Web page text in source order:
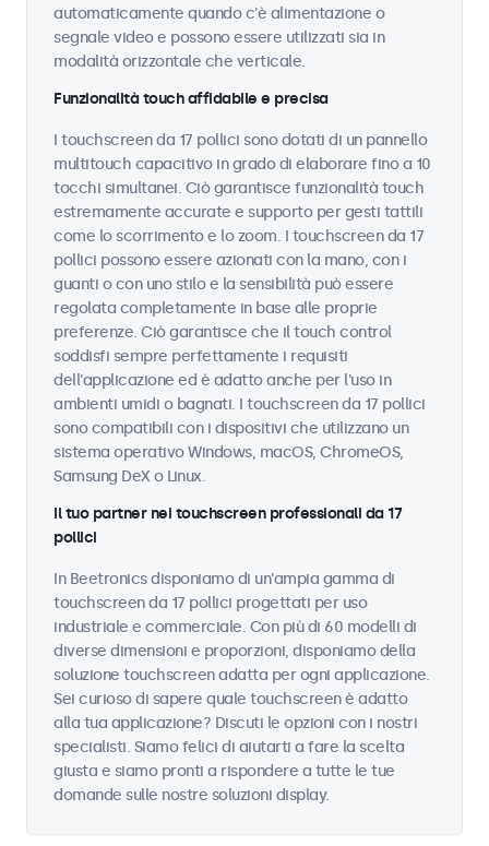
automaticamente quando c'è alimentazione o
segnale video e possono essere utilizzati sia in
modalità orizzontale che verticale.
Funzionalità touch affidabile e precisa
I touchscreen da 17 pollici sono dotati di un pannello
multitouch capacitivo in grado di elaborare fino a 10
tocchi simultanei. Ciò garantisce funzionalità touch
estremamente accurate e supporto per gesti tattili
come lo scorrimento e lo zoom. I touchscreen da 17
pollici possono essere azionati con la mano, con i
guanti o con uno stilo e la sensibilità può essere
regolata completamente in base alle proprie
preferenze. Ciò garantisce che il touch control
soddisfi sempre perfettamente i requisiti
dell'applicazione ed è adatto anche per l'uso in
ambienti umidi o bagnati. I touchscreen da 17 pollici
sono compatibili con i dispositivi che utilizzano un
sistema operativo Windows, macOS, ChromeOS,
Samsung DeX o Linux.
Il tuo partner nei touchscreen professionali da 17
pollici
In Beetronics disponiamo di un'ampia gamma di
touchscreen da 17 pollici progettati per uso
industriale e commerciale. Con più di 60 modelli di
diverse dimensioni e proporzioni, disponiamo della
soluzione touchscreen adatta per ogni applicazione.
Sei curioso di sapere quale touchscreen è adatto
alla tua applicazione? Discuti le opzioni con i nostri
specialisti. Siamo felici di aiutarti a fare la scelta
giusta e siamo pronti a rispondere a tutte le tue
domande sulle nostre soluzioni display.